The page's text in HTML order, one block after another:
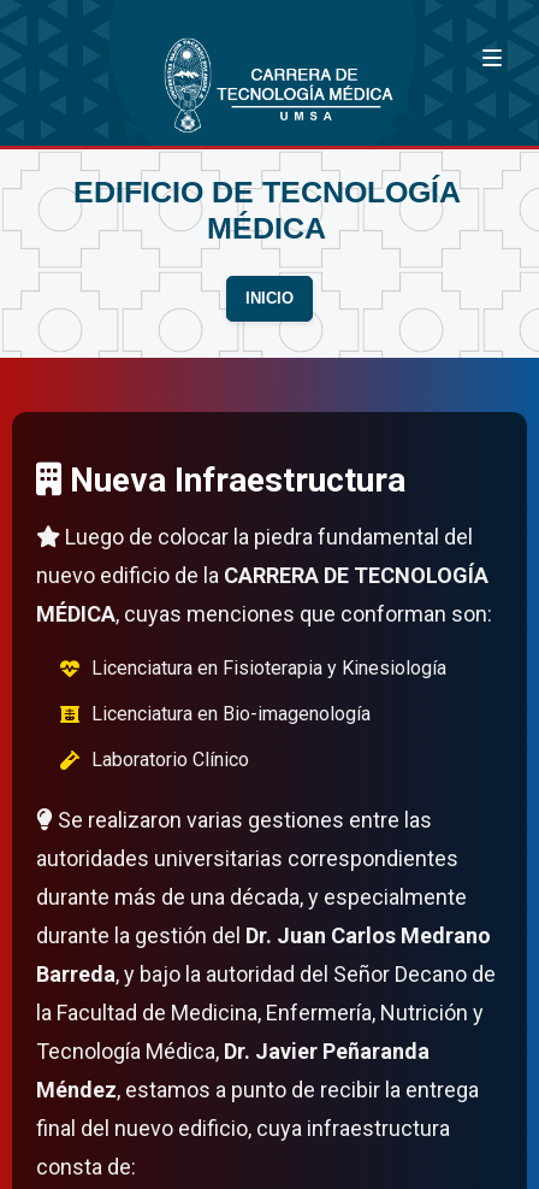
EDIFICIO DE TECNOLOGÍA
MÉDICA
INICIO
Nueva Infraestructura
Luego de colocar la piedra fundamental del
nuevo edificio de la CARRERA DE TECNOLOGÍA
MÉDICA, cuyas menciones que conforman son:
Licenciatura en Fisioterapia y Kinesiología
Licenciatura en Bio-imagenología
Laboratorio Clínico
Se realizaron varias gestiones entre las
autoridades universitarias correspondientes
durante más de una década, y especialmente
durante la gestión del Dr. Juan Carlos Medrano
Barreda, y bajo la autoridad del Señor Decano de
la Facultad de Medicina, Enfermería, Nutrición y
Tecnología Médica, Dr. Javier Peñaranda
Méndez, estamos a punto de recibir la entrega
final del nuevo edificio, cuya infraestructura
consta de: